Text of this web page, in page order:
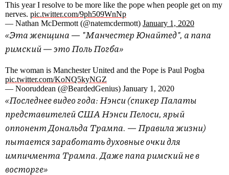
This year I resolve to be more like the pope when people get on my
nerves. pic.twitter.com/9ph509WnNp
— Nathan McDermott (@natemcdermott) January 1, 2020
«Эта женщина — "Манчестер Юнайтед", а папа
римский — это Поль Погба»
The woman is Manchester United and the Pope is Paul Pogba
pic.twitter.com/KoNQ5kyNGZ
— Nooruddean (@BeardedGenius) January 1, 2020
«Последнее видео года: Нэнси (спикер Палаты
представителей США Нэнси Пелоси, ярый
оппонент Дональда Трампа. — Правила жизни)
пытается заработать духовные очки для
импичмента Трампа. Даже папа римский не в
восторге»